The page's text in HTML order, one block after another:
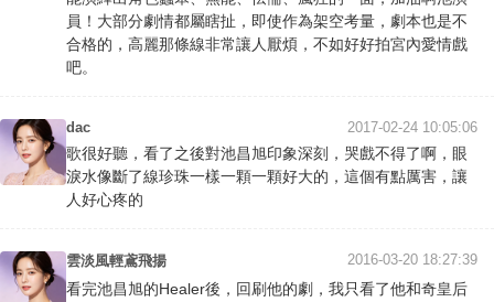
員！大部分劇情都屬瞎扯，即使作為架空考量，劇本也是不
合格的，高麗那條線非常讓人厭煩，不如好好拍宮內愛情戲
吧。
dac 2017-02-24 10:05:06
歌很好聽，看了之後對池昌旭印象深刻，哭戲不得了啊，眼
淚水像斷了線珍珠一樣一顆一顆好大的，這個有點厲害，讓
人好心疼的
雲淡風輕鳶飛揚 2016-03-20 18:27:39
看完池昌旭的Healer後，回刷他的劇，我只看了他和奇皇后